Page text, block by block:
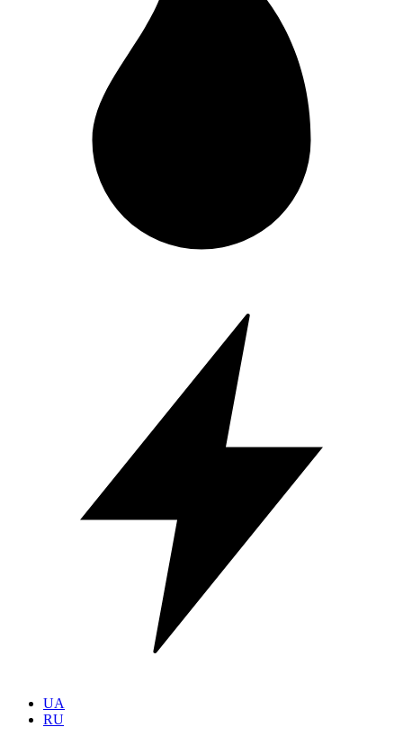
UA
RU